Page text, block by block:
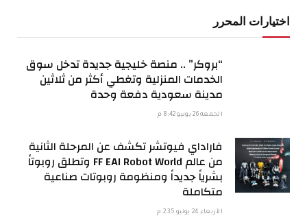
اختيارات المحرر
“بروكر” .. منصة خليجية جديدة تدخل سوق
الخدمات المنزلية وتغطي أكثر من ثلاثين
مدينة سعودية دفعة وحدة
الجمعة 26 يونيو 8:42 م
فاراداي فيوتشر تكشف عن المرحلة الثانية
من عالم FF EAI Robot World وتطلق روبوتاً
بشرياً جديداً ومنظومة روبوتات صناعية
متكاملة
الأربعاء 24 يونيو 2:35 م